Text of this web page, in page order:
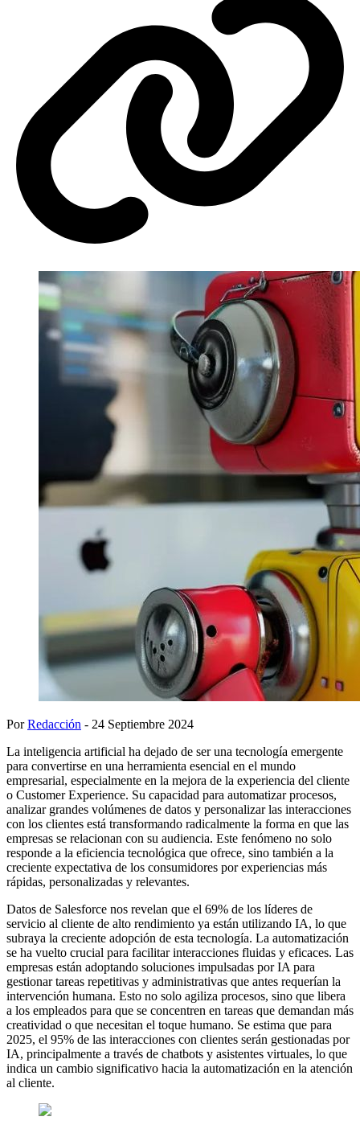
PorRedacción - 24 Septiembre 2024
La inteligencia artificial ha dejado de ser una tecnología emergente
para convertirse en una herramienta esencial en el mundo
empresarial, especialmente en la mejora de la experiencia del cliente
o Customer Experience. Su capacidad para automatizar procesos,
analizar grandes volúmenes de datos y personalizar las interacciones
con los clientes está transformando radicalmente la forma en que las
empresas se relacionan con su audiencia. Este fenómeno no solo
responde a la eficiencia tecnológica que ofrece, sino también a la
creciente expectativa de los consumidores por experiencias más
rápidas, personalizadas y relevantes.
Datos de Salesforce nos revelan que el 69% de los líderes de
servicio al cliente de alto rendimiento ya están utilizando IA, lo que
subraya la creciente adopción de esta tecnología. La automatización
se ha vuelto crucial para facilitar interacciones fluidas y eficaces. Las
empresas están adoptando soluciones impulsadas por IA para
gestionar tareas repetitivas y administrativas que antes requerían la
intervención humana. Esto no solo agiliza procesos, sino que libera
a los empleados para que se concentren en tareas que demandan más
creatividad o que necesitan el toque humano. Se estima que para
2025, el 95% de las interacciones con clientes serán gestionadas por
IA, principalmente a través de chatbots y asistentes virtuales, lo que
indica un cambio significativo hacia la automatización en la atención
al cliente.